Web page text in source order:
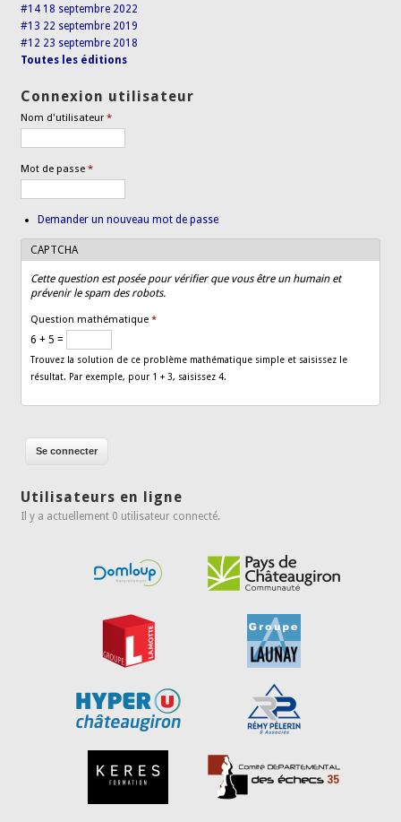
#14 18 septembre 2022
#13 22 septembre 2019
#12 23 septembre 2018
Toutes les éditions
Connexion utilisateur
Nom d'utilisateur*
Mot de passe*
Demander un nouveau mot de passe
CAPTCHA
Cette question est posée pour vérifier que vous être un humain et
prévenir le spam des robots.
Question mathématique*
6 + 5 =
Trouvez la solution de ce problème mathématique simple et saisissez le
résultat. Par exemple, pour 1 + 3, saisissez 4.
Utilisateurs en ligne
Il y a actuellement 0 utilisateur connecté.